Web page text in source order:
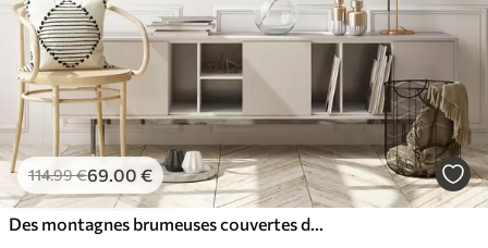
114.99€69.00 €
Des montagnes brumeuses couvertes de pins, parsemées de tons verts et bleus doux